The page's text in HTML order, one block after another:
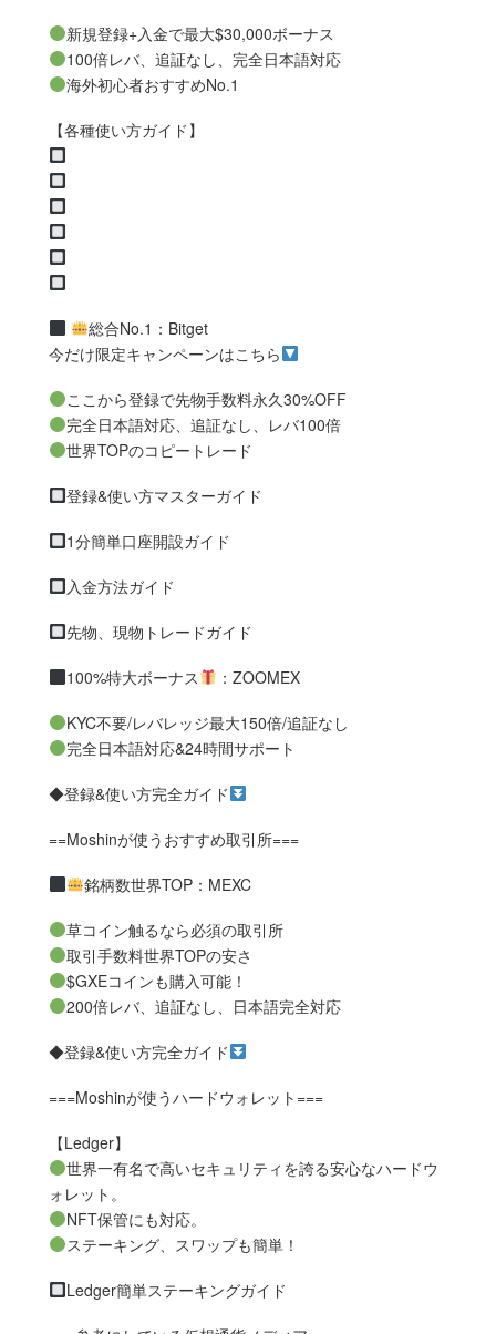
新規登録+入金で最大$30,000ボーナス
100倍レバ、追証なし、完全日本語対応
海外初心者おすすめNo.1
【各種使い方ガイド】
総合No.1：Bitget
今だけ限定キャンペーンはこちら
ここから登録で先物手数料永久30%OFF
完全日本語対応、追証なし、レバ100倍
世界TOPのコピートレード
登録&使い方マスターガイド
1分簡単口座開設ガイド
入金方法ガイド
先物、現物トレードガイド
100%特大ボーナス ：ZOOMEX
KYC不要/レバレッジ最大150倍/追証なし
完全日本語対応&24時間サポート
◆登録&使い方完全ガイド
==Moshinが使うおすすめ取引所===
銘柄数世界TOP：MEXC
草コイン触るなら必須の取引所
取引手数料世界TOPの安さ
$GXEコインも購入可能！
200倍レバ、追証なし、日本語完全対応
◆登録&使い方完全ガイド
===Moshinが使うハードウォレット===
【Ledger】
世界一有名で高いセキュリティを誇る安心なハードウ
ォレット。
NFT保管にも対応。
ステーキング、スワップも簡単！
Ledger簡単ステーキングガイド